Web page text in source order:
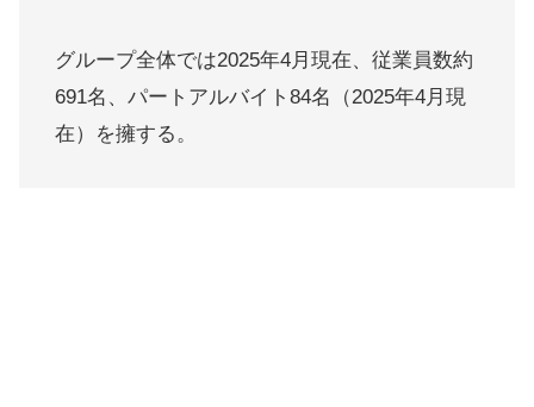
グループ全体では2025年4月現在、従業員数約
691名、パートアルバイト84名（2025年4月現
在）を擁する。